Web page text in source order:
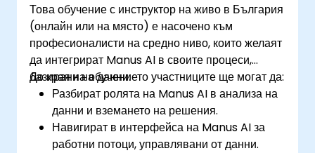
Това обучение с инструктор на живо в България
(онлайн или на място) е насочено към
професионалисти на средно ниво, които желаят
да интегрират Manus AI в своите процеси,
базирани на данни.
До края на обучението участниците ще могат да:
Разбират ролята на Manus AI в анализа на
данни и вземането на решения.
Навигират в интерфейса на Manus AI за
работни потоци, управлявани от данни.